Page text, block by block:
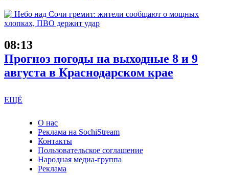
08:13
Прогноз погоды на выходные 8 и 9
августа в Краснодарском крае
ЕЩЁ
О нас
Реклама на SochiStream
Контакты
Пользовательское соглашение
Народная медиа-группа
Реклама